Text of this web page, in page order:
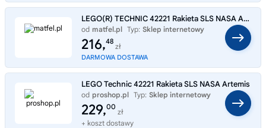
LEGO(R) TECHNIC 42221 Rakieta SLS NASA Artemis
od matfel.pl Typ: Sklep internetowy
216,48
zł
DARMOWA DOSTAWA
LEGO Technic 42221 Rakieta SLS NASA Artemis
od proshop.pl Typ: Sklep internetowy
229,00
zł
+ koszt dostawy